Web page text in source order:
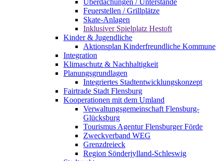
Überdachungen / Unterstände
Feuerstellen / Grillplätze
Skate-Anlagen
Inklusiver Spielplatz Hestoft
Kinder & Jugendliche
Aktionsplan Kinderfreundliche Kommune
Integration
Klimaschutz & Nachhaltigkeit
Planungsgrundlagen
Integriertes Stadtentwicklungskonzept
Fairtrade Stadt Flensburg
Kooperationen mit dem Umland
Verwaltungsgemeinschaft Flensburg-
Glücksburg
Tourismus Agentur Flensburger Förde
Zweckverband WEG
Grenzdreieck
Region Sönderjylland-Schleswig